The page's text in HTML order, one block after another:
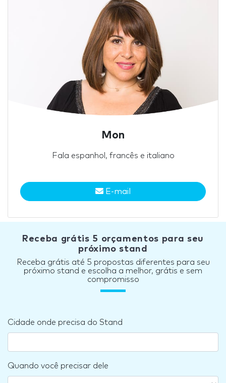
Mon
Fala espanhol, francês e italiano
E-mail
Receba grátis 5 orçamentos para seu
próximo stand
Receba grátis até 5 propostas diferentes para seu
próximo stand e escolha a melhor, grátis e sem
compromisso
Cidade onde precisa do Stand
Quando você precisar dele